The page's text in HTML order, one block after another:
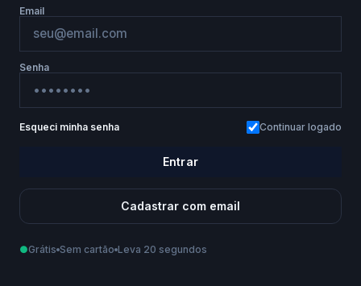
Email
Senha
Esqueci minha senha Continuar logado
Entrar
Cadastrar com email
Como podemos te chamar?
●Grátis Sem cartão Leva 20 segundos